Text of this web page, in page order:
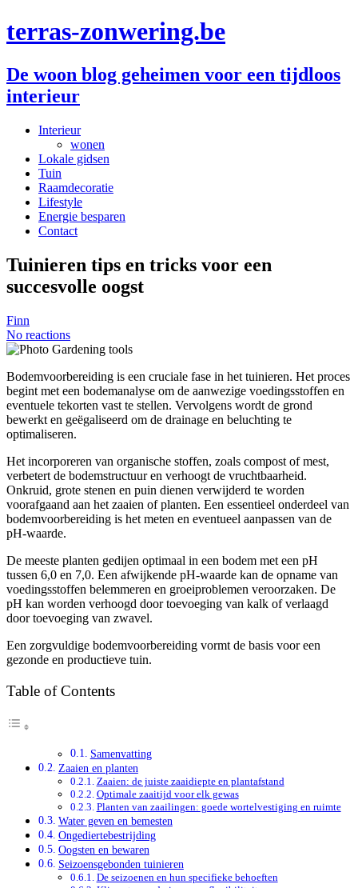
terras-zonwering.be
De woon blog geheimen voor een tijdloos
interieur
Interieur
wonen
Lokale gidsen
Tuin
Raamdecoratie
Lifestyle
Energie besparen
Contact
Tuinieren tips en tricks voor een
succesvolle oogst
Finn
No reactions
Bodemvoorbereiding is een cruciale fase in het tuinieren. Het proces
begint met een bodemanalyse om de aanwezige voedingsstoffen en
eventuele tekorten vast te stellen. Vervolgens wordt de grond
bewerkt en geëgaliseerd om de drainage en beluchting te
optimaliseren.
Het incorporeren van organische stoffen, zoals compost of mest,
verbetert de bodemstructuur en verhoogt de vruchtbaarheid.
Onkruid, grote stenen en puin dienen verwijderd te worden
voorafgaand aan het zaaien of planten. Een essentieel onderdeel van
bodemvoorbereiding is het meten en eventueel aanpassen van de
pH-waarde.
De meeste planten gedijen optimaal in een bodem met een pH
tussen 6,0 en 7,0. Een afwijkende pH-waarde kan de opname van
voedingsstoffen belemmeren en groeiproblemen veroorzaken. De
pH kan worden verhoogd door toevoeging van kalk of verlaagd
door toevoeging van zwavel.
Een zorgvuldige bodemvoorbereiding vormt de basis voor een
gezonde en productieve tuin.
Table of Contents
Samenvatting
Zaaien en planten
Zaaien: de juiste zaaidiepte en plantafstand
Optimale zaaitijd voor elk gewas
Planten van zaailingen: goede wortelvestiging en ruimte
Water geven en bemesten
Ongediertebestrijding
Oogsten en bewaren
Seizoensgebonden tuinieren
De seizoenen en hun specifieke behoeften